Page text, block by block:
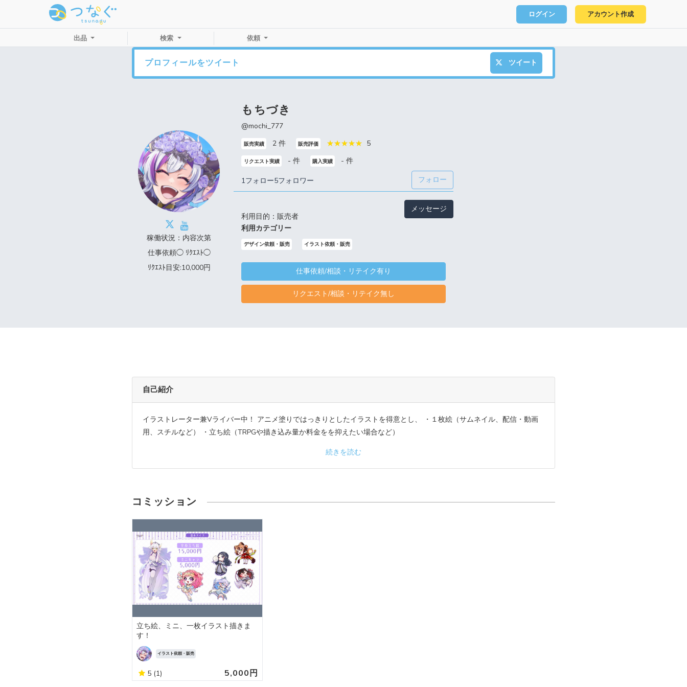
ログイン アカウント作成
出品 検索 依頼
プロフィールをツイート ツイート
稼働状況：内容次第
仕事依頼◯ ﾘｸｴｽﾄ◯
ﾘｸｴｽﾄ目安:10,000円
もちづき
@mochi_777
販売実績 2 件 販売評価 5
リクエスト実績 - 件 購入実績 - 件
1フォロー5フォロワー フォロー
利用目的：販売者
メッセージ
利用カテゴリー
デザイン依頼・販売 イラスト依頼・販売
仕事依頼/相談・リテイク有り
リクエスト/相談・リテイク無し
自己紹介
イラストレーター兼Vライバー中！ アニメ塗りではっきりとしたイラストを得意とし、 ・１枚絵（サムネイル、配信・動画
用、スチルなど） ・立ち絵（TRPGや描き込み量か料金をを抑えたい場合など）
続きを読む
コミッション
立ち絵、ミニ、一枚イラスト描きま
す！
イラスト依頼・販売
5 (1) 5,000円